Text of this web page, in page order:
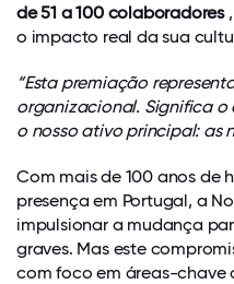
de 51 a 100 colaboradores,
o impacto real da sua
“Esta premiação
organizacional. Significa
o nosso ativo principal: as
Com mais de 100 anos de
presença em Portugal, a
impulsionar a mudança
graves. Mas este
com foco em áreas-chave